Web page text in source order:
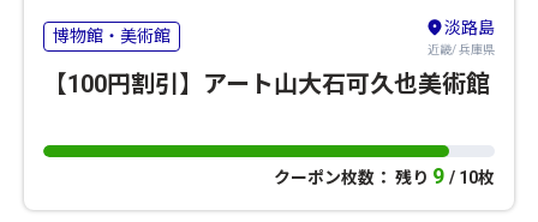
博物館・美術館 淡路島
近畿/ 兵庫県
【100円割引】アート山大石可久也美術館
クーポン枚数： 残り 9 / 10枚